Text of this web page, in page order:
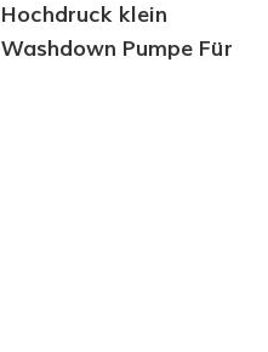
Hochdruck klein
Washdown Pumpe Für